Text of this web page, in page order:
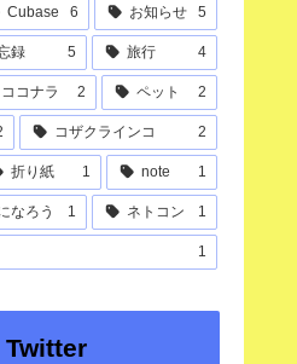
Cubase 6 お知らせ 5
録 5 旅行 4
ココナラ 2 ペット 2
コザクラインコ 2
折り紙 1 note 1
なろう 1 ネトコン 1
1
Twitter